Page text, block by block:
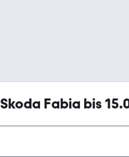
Skoda Fabia bis